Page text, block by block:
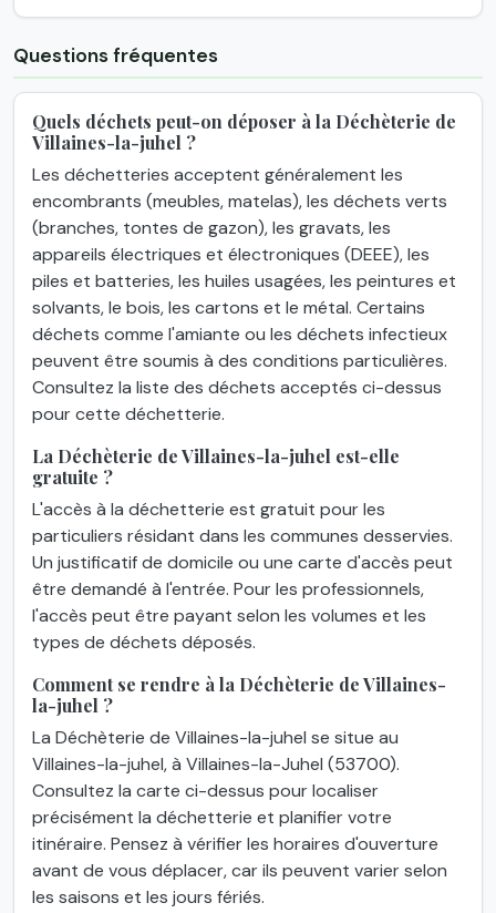
Questions fréquentes
Quels déchets peut-on déposer à la Déchèterie de
Villaines-la-juhel ?
Les déchetteries acceptent généralement les
encombrants (meubles, matelas), les déchets verts
(branches, tontes de gazon), les gravats, les
appareils électriques et électroniques (DEEE), les
piles et batteries, les huiles usagées, les peintures et
solvants, le bois, les cartons et le métal. Certains
déchets comme l'amiante ou les déchets infectieux
peuvent être soumis à des conditions particulières.
Consultez la liste des déchets acceptés ci-dessus
pour cette déchetterie.
La Déchèterie de Villaines-la-juhel est-elle
gratuite ?
L'accès à la déchetterie est gratuit pour les
particuliers résidant dans les communes desservies.
Un justificatif de domicile ou une carte d'accès peut
être demandé à l'entrée. Pour les professionnels,
l'accès peut être payant selon les volumes et les
types de déchets déposés.
Comment se rendre à la Déchèterie de Villaines-
la-juhel ?
La Déchèterie de Villaines-la-juhel se situe au
Villaines-la-juhel, à Villaines-la-Juhel (53700).
Consultez la carte ci-dessus pour localiser
précisément la déchetterie et planifier votre
itinéraire. Pensez à vérifier les horaires d'ouverture
avant de vous déplacer, car ils peuvent varier selon
les saisons et les jours fériés.